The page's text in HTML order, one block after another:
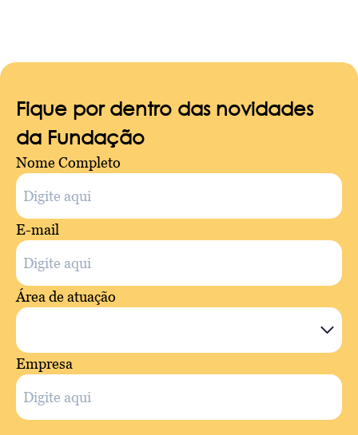
Fique por dentro das novidades
da Fundação
Nome Completo
E-mail
Área de atuação
Empresa